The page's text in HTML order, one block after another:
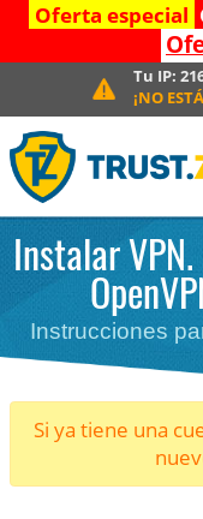
Oferta especial
Tu IP:
¡NO
Instalar
Instrucciones
Si ya tiene una